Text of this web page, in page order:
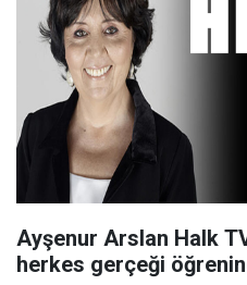
Ayşenur Arslan Halk
herkes gerçeği